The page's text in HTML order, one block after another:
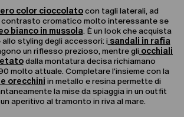
color cioccolatocon tagli laterali, ad
contrasto cromatico molto interessante se
bianco in mussola. È un look che acquista
styling degli accessori: i sandali in rafia
un riflesso prezioso, mentre gli occhiali
dalla montatura decisa richiamano
molto attuale. Completare l'insieme con la
orecchini in metallo e resina permette di
la mise da spiaggia in un outfit
aperitivo al tramonto in riva al mare.